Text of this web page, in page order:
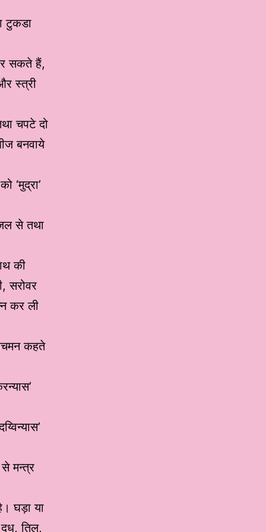
टुकडा
सकते हैं,
स्त्री
चपटे दो
बनवाये
‘मुद्रा’
से तथा
की
सरोवर
कर ली
कहते
मन्त्र
घड़ा या
तिल,